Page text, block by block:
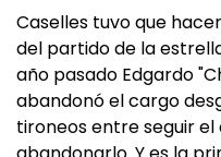
Caselles tuvo que
del partido de la
año pasado Edgardo
abandonó el cargo
tironeos entre seguir el